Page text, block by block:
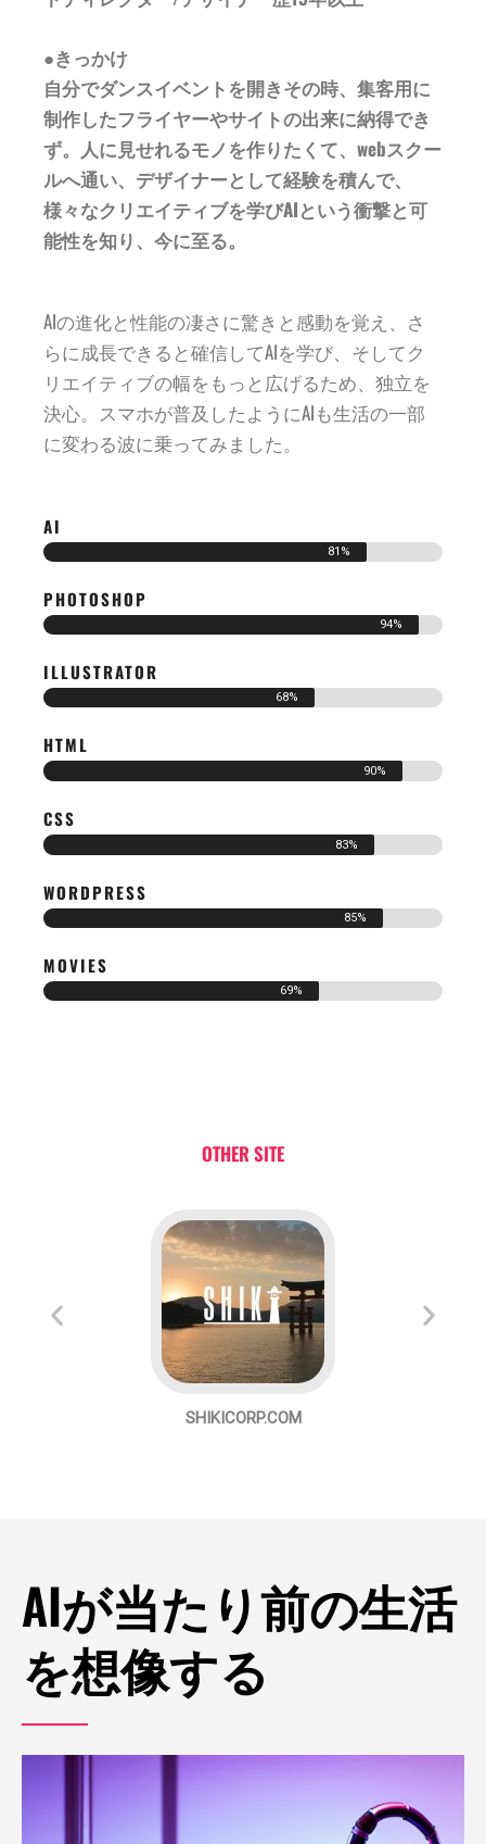
●きっかけ
自分でダンスイベントを開きその時、集客用に
制作したフライヤーやサイトの出来に納得でき
ず。人に見せれるモノを作りたくて、webスクー
ルへ通い、デザイナーとして経験を積んで、
様々なクリエイティブを学びAIという衝撃と可
能性を知り、今に至る。
AIの進化と性能の凄さに驚きと感動を覚え、さ
らに成長できると確信してAIを学び、そしてク
リエイティブの幅をもっと広げるため、独立を
決心。スマホが普及したようにAIも生活の一部
に変わる波に乗ってみました。
AI
81%
PHOTOSHOP
94%
ILLUSTRATOR
68%
HTML
90%
CSS
83%
WORDPRESS
85%
MOVIES
69%
OTHER SITE
SHIKICORP.COM
AIが当たり前の生活
を想像する